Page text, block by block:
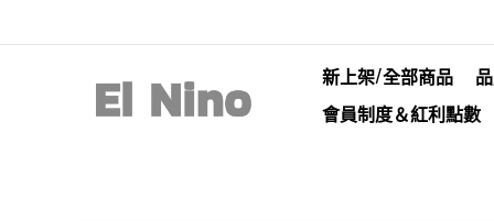
新上架/全部商品
會員制度＆紅利點數